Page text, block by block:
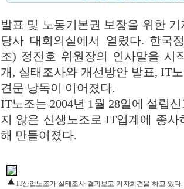
발표 및 노동기본권 보장을 위한
당사 대회의실에서 열렸다. 한국
조) 정진호 위원장의 인사말을 시
개, 실태조사와 개선방안 발표, IT
견문 낭독이 이어졌다.
IT노조는 2004년 1월 28일에 설립
지 않은 신생노조로 IT업계에 종
해 만들어졌다.
IT산업노조가 실태조사 결과보고 기자회견을 하고 있